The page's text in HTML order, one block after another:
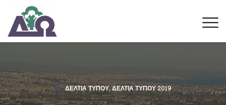
ΔΕΛΤΊΑ ΤΎΠΟΥ,ΔΕΛΤΊΑ ΤΎΠΟΥ 2019